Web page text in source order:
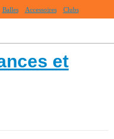
Balles Accessoires Clubs
et